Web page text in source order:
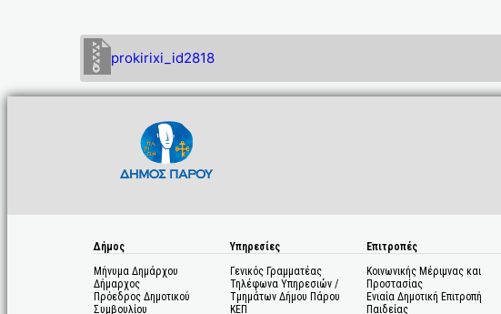
prokirixi_id2818
Δήμος
Μήνυμα Δημάρχου
Δήμαρχος
Πρόεδρος Δημοτικού
Συμβουλίου
Υπηρεσίες
Γενικός Γραμματέας
Τηλέφωνα Υπηρεσιών /
Τμημάτων Δήμου Πάρου
ΚΕΠ
Επιτροπές
Κοινωνικής Μέριμνας και
Προστασίας
Ενιαία Δημοτική Επιτροπή
Παιδείας